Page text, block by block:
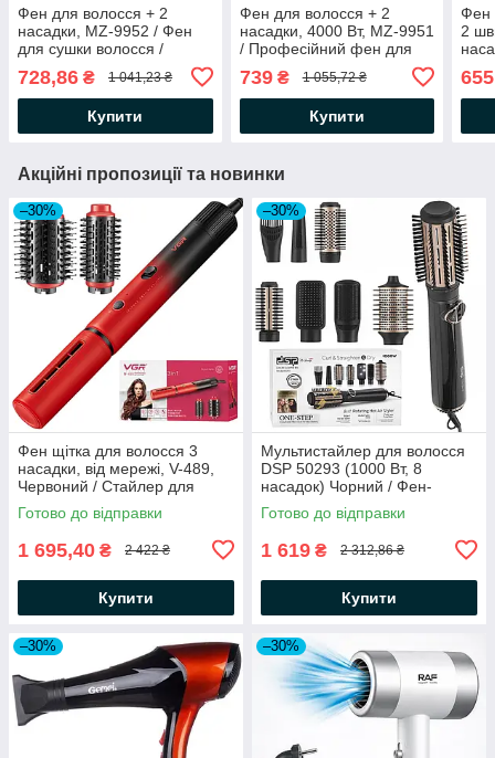
Фен для волосся + 2
насадки, MZ-9952 / Фен
для сушки волосся /
укладання волосся
728,86 ₴ 1 041,23 ₴
Купити
Фен для волосся + 2
насадки, 4000 Вт, MZ-9951
/ Професійний фен для
холодним обдувом
739₴ 1 055,72 ₴
Купити
Фен
2
Акційні пропозиції та новинки
–30%
Фен щітка для волосся 3
насадки, від мережі, V-489,
Червоний / Стайлер для
укладання волосся / Фен
браш
Готово до відправки
1 695,40 ₴ 2 422 ₴
Купити
–30%
Мультистайлер для волосся
DSP 50293 (1000 Вт, 8
насадок) Чорний / Фен-
гребінець / Фен стайлер для
укладання та завивки
Готово до відправки
1 619 ₴ 2 312,86 ₴
Купити
–30% –30%